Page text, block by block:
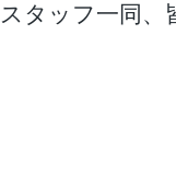
スタッフ一同、